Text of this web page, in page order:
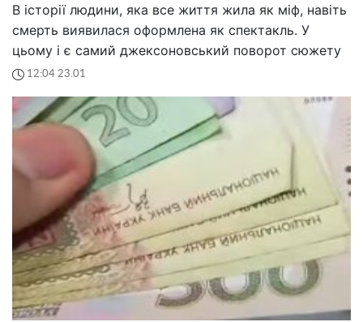
В історії людини, яка все життя жила як міф, навіть
смерть виявилася оформлена як спектакль. У
цьому і є самий джексоновський поворот сюжету
12:04 23.01